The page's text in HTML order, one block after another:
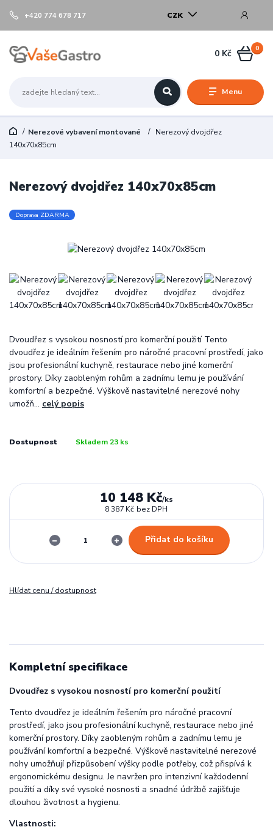
Menu
CZK
+420 774 678 717
0
0 Kč
Nerezové vybavení montované
Nerezový dvojdřez
140x70x85cm
Nerezový dvojdřez 140x70x85cm
Doprava ZDARMA
Dvoudřez s vysokou nosností pro komerční použití Tento
dvoudřez je ideálním řešením pro náročné pracovní prostředí, jako
jsou profesionální kuchyně, restaurace nebo jiné komerční
prostory. Díky zaobleným rohům a zadnímu lemu je používání
komfortní a bezpečné. Výškově nastavitelné nerezové nohy
umožň... celý popis
Dostupnost Skladem 23 ks
10 148 Kč/ks
8 387 Kč bez DPH
Přidat do košíku
Hlídat cenu / dostupnost
Kompletní specifikace
Dvoudřez s vysokou nosností pro komerční použití
Tento dvoudřez je ideálním řešením pro náročné pracovní
prostředí, jako jsou profesionální kuchyně, restaurace nebo jiné
komerční prostory. Díky zaobleným rohům a zadnímu lemu je
používání komfortní a bezpečné. Výškově nastavitelné nerezové
nohy umožňují přizpůsobení výšky podle potřeby, což přispívá k
ergonomickému designu. Je navržen pro intenzivní každodenní
použití a díky své vysoké nosnosti a snadné údržbě zajišťuje
dlouhou životnost a hygienu.
Vlastnosti: